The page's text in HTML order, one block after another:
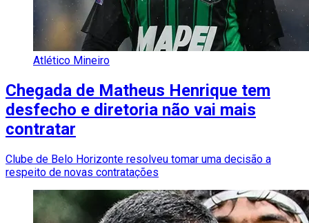
Atlético Mineiro
Chegada de Matheus Henrique tem
desfecho e diretoria não vai mais
contratar
Clube de Belo Horizonte resolveu tomar uma decisão a
respeito de novas contratações